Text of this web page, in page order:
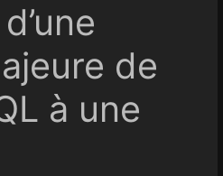
de
à une